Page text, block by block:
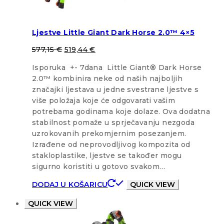
Ljestve Little Giant Dark Horse 2.0™ 4×5
577,15€ 519,44€
Isporuka +- 7dana Little Giant® Dark Horse
2.0™ kombinira neke od naših najboljih
značajki ljestava u jedne svestrane ljestve s
više položaja koje će odgovarati vašim
potrebama godinama koje dolaze. Ova dodatna
stabilnost pomaže u sprječavanju nezgoda
uzrokovanih prekomjernim posezanjem.
Izrađene od neprovodljivog kompozita od
stakloplastike, ljestve se također mogu
sigurno koristiti u gotovo svakom…
DODAJ U KOŠARICU
QUICK VIEW
QUICK VIEW